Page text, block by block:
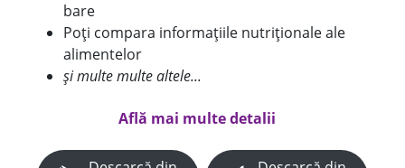
bare
Poți compara informațiile nutriționale ale
alimentelor
și multe multe altele...
Află mai multe detalii